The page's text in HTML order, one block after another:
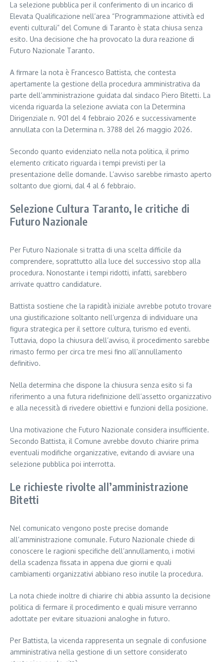
La selezione pubblica per il conferimento di un incarico di
Elevata Qualificazione nell’area “Programmazione attività ed
eventi culturali” del Comune di Taranto è stata chiusa senza
esito. Una decisione che ha provocato la dura reazione di
Futuro Nazionale Taranto.
A firmare la nota è Francesco Battista, che contesta
apertamente la gestione della procedura amministrativa da
parte dell’amministrazione guidata dal sindaco Piero Bitetti. La
vicenda riguarda la selezione avviata con la Determina
Dirigenziale n. 901 del 4 febbraio 2026 e successivamente
annullata con la Determina n. 3788 del 26 maggio 2026.
Secondo quanto evidenziato nella nota politica, il primo
elemento criticato riguarda i tempi previsti per la
presentazione delle domande. L’avviso sarebbe rimasto aperto
soltanto due giorni, dal 4 al 6 febbraio.
Selezione Cultura Taranto, le critiche di
Futuro Nazionale
Per Futuro Nazionale si tratta di una scelta difficile da
comprendere, soprattutto alla luce del successivo stop alla
procedura. Nonostante i tempi ridotti, infatti, sarebbero
arrivate quattro candidature.
Battista sostiene che la rapidità iniziale avrebbe potuto trovare
una giustificazione soltanto nell’urgenza di individuare una
figura strategica per il settore cultura, turismo ed eventi.
Tuttavia, dopo la chiusura dell’avviso, il procedimento sarebbe
rimasto fermo per circa tre mesi fino all’annullamento
definitivo.
Nella determina che dispone la chiusura senza esito si fa
riferimento a una futura ridefinizione dell’assetto organizzativo
e alla necessità di rivedere obiettivi e funzioni della posizione.
Una motivazione che Futuro Nazionale considera insufficiente.
Secondo Battista, il Comune avrebbe dovuto chiarire prima
eventuali modifiche organizzative, evitando di avviare una
selezione pubblica poi interrotta.
Le richieste rivolte all’amministrazione
Bitetti
Nel comunicato vengono poste precise domande
all’amministrazione comunale. Futuro Nazionale chiede di
conoscere le ragioni specifiche dell’annullamento, i motivi
della scadenza fissata in appena due giorni e quali
cambiamenti organizzativi abbiano reso inutile la procedura.
La nota chiede inoltre di chiarire chi abbia assunto la decisione
politica di fermare il procedimento e quali misure verranno
adottate per evitare situazioni analoghe in futuro.
Per Battista, la vicenda rappresenta un segnale di confusione
amministrativa nella gestione di un settore considerato